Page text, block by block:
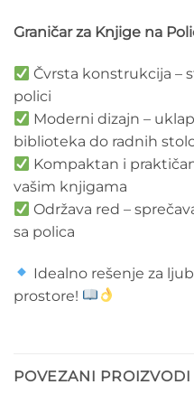
Graničar za Knjige na
Čvrsta konstrukcija –
polici
Moderni dizajn –
biblioteka do radnih
Kompaktan i
vašim knjigama
Održava red –
sa polica
Idealno rešenje za
prostore!
POVEZANI PROIZVODI